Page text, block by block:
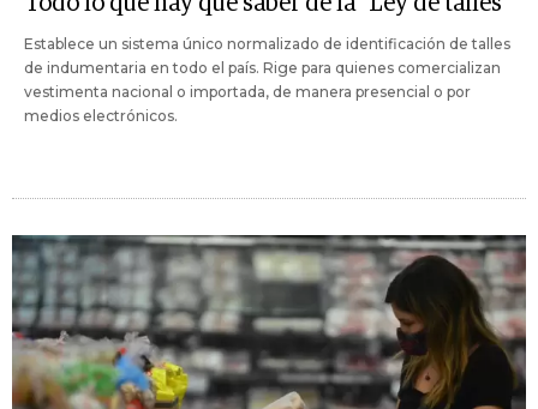
Establece un sistema único normalizado de identificación de talles
de indumentaria en todo el país. Rige para quienes comercializan
vestimenta nacional o importada, de manera presencial o por
medios electrónicos.